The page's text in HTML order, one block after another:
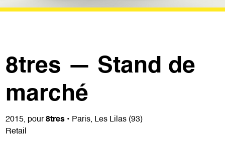
8tres — Stand de
marché
2015, pour8tres• Paris, Les Lilas (93)
Retail